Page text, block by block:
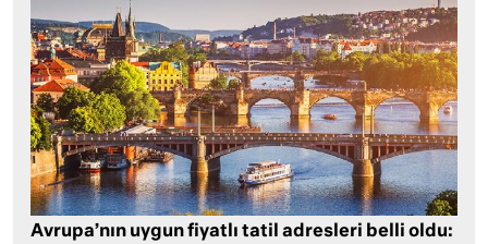
Avrupa’nın uygun fiyatlı tatil adresleri belli oldu: